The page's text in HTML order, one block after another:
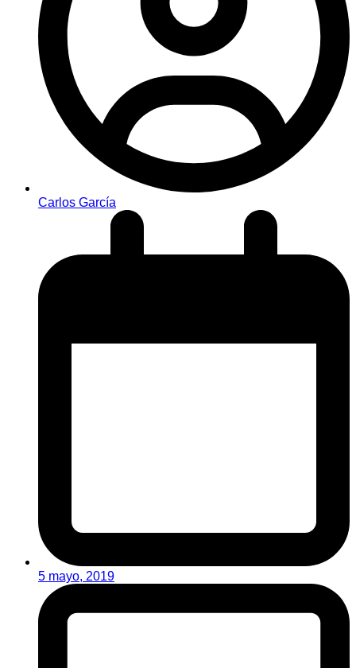
Carlos García
5 mayo, 2019